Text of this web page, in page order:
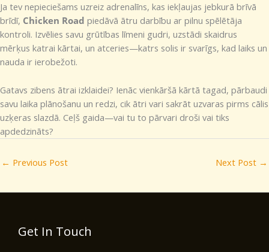
Ja tev nepieciešams uzreiz adrenalīns, kas iekļaujas jebkurā brīvā
brīdī, Chicken Road piedāvā ātru darbību ar pilnu spēlētāja
kontroli. Izvēlies savu grūtības līmeni gudri, uzstādi skaidrus
mērķus katrai kārtai, un atceries—katrs solis ir svarīgs, kad laiks un
nauda ir ierobežoti.
Gatavs zibens ātrai izklaidei? Ienāc vienkāršā kārtā tagad, pārbaudi
savu laika plānošanu un redzi, cik ātri vari sakrāt uzvaras pirms cālis
uzķeras slazdā. Ceļš gaida—vai tu to pārvari droši vai tiks
apdedzināts?
← Previous Post Next Post →
Get In Touch